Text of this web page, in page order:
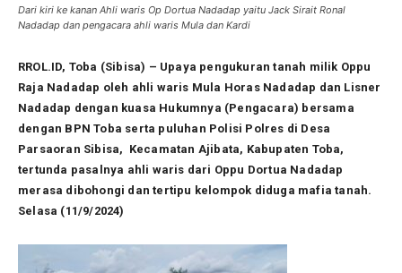
Dari kiri ke kanan Ahli waris Op Dortua Nadadap yaitu Jack Sirait Ronal
Nadadap dan pengacara ahli waris Mula dan Kardi
RROL.ID, Toba (Sibisa) – Upaya pengukuran tanah milik Oppu
Raja Nadadap oleh ahli waris Mula Horas Nadadap dan Lisner
Nadadap dengan kuasa Hukumnya (Pengacara) bersama
dengan BPN Toba serta puluhan Polisi Polres di Desa
Parsaoran Sibisa, Kecamatan Ajibata, Kabupaten Toba,
tertunda pasalnya ahli waris dari Oppu Dortua Nadadap
merasa dibohongi dan tertipu kelompok diduga mafia tanah.
Selasa (11/9/2024)